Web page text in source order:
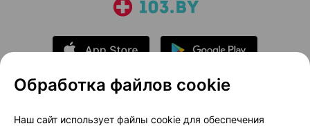
О проекте
Новости проекта
Обработка файлов cookie
Наш сайт использует файлы cookie для обеспечения